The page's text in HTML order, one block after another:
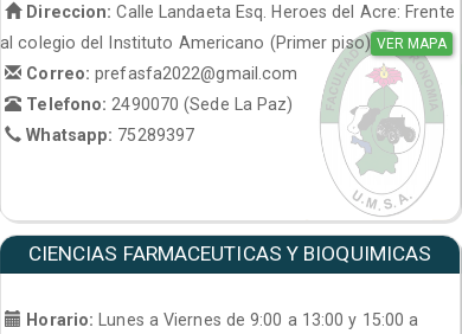
Direccion: Calle Landaeta Esq. Heroes del Acre: Frente
al colegio del Instituto Americano (Primer piso) VER MAPA
Correo:prefasfa2022@gmail.com
Telefono: 2490070 (Sede La Paz)
Whatsapp: 75289397
CIENCIAS FARMACEUTICAS Y BIOQUIMICAS
Horario: Lunes a Viernes de 9:00 a 13:00 y 15:00 a